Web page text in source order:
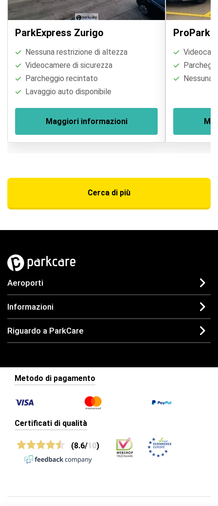
ParkExpress Zurigo
Nessuna restrizione di altezza
Videocamere di sicurezza
Parcheggio recintato
Lavaggio auto disponibile
Maggiori informazioni
Nessuna
Cerca di più
Aeroporti
Informazioni
Riguardo a ParkCare
Metodo di pagamento
Certificati di qualità
(8.6/10)